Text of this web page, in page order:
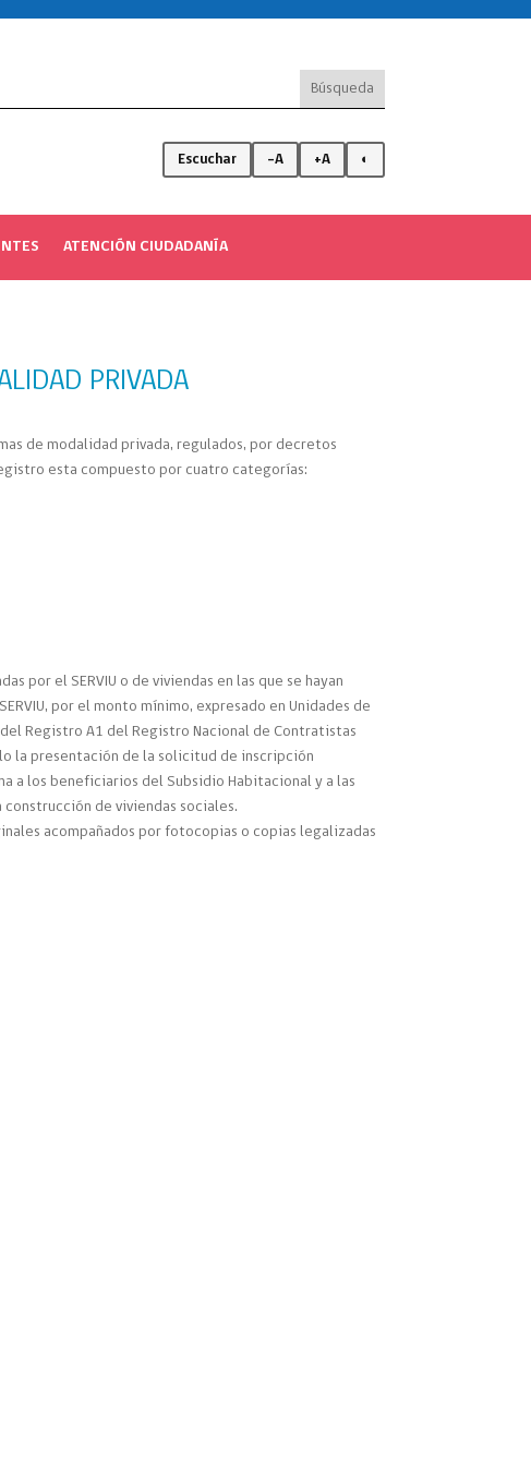
Escuchar -A +A ◐
ATENCIÓN CIUDADANÍA
PRIVADA
de modalidad privada, regulados, por decretos
esta compuesto por cuatro categorías:
por el SERVIU o de viviendas en las que se hayan
por el monto mínimo, expresado en Unidades de
Registro A1 del Registro Nacional de Contratistas
la presentación de la solicitud de inscripción
a los beneficiarios del Subsidio Habitacional y a las
de viviendas sociales.
acompañados por fotocopias o copias legalizadas